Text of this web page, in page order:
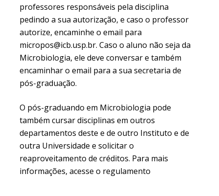
professores responsáveis pela disciplina
pedindo a sua autorização, e caso o professor
autorize, encaminhe o email para
micropos@icb.usp.br. Caso o aluno não seja da
Microbiologia, ele deve conversar e também
encaminhar o email para a sua secretaria de
pós-graduação.
O pós-graduando em Microbiologia pode
também cursar disciplinas em outros
departamentos deste e de outro Instituto e de
outra Universidade e solicitar o
reaproveitamento de créditos. Para mais
informações, acesse o regulamento